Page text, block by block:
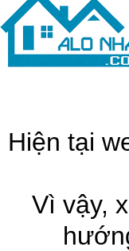
Hiện tại
Vì vậy,